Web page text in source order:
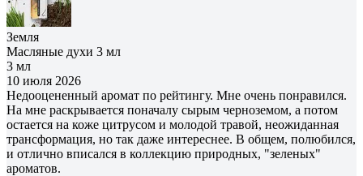
Земля
Масляные духи 3 мл
3 мл
10 июля 2026
Недооцененный аромат по рейтингу. Мне очень понравился.
На мне раскрывается поначалу сырым черноземом, а потом
остается на коже цитрусом и молодой травой, неожиданная
трансформация, но так даже интереснее. В общем, полюбился,
и отлично вписался в коллекцию природных, "зеленых"
ароматов.